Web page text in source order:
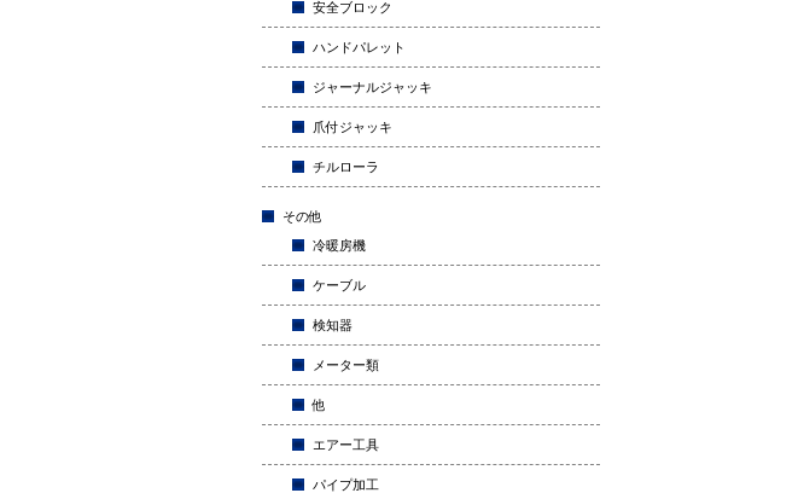
安全ブロック
ハンドパレット
ジャーナルジャッキ
爪付ジャッキ
チルローラ
その他
冷暖房機
ケーブル
検知器
メーター類
他
エアー工具
パイプ加工